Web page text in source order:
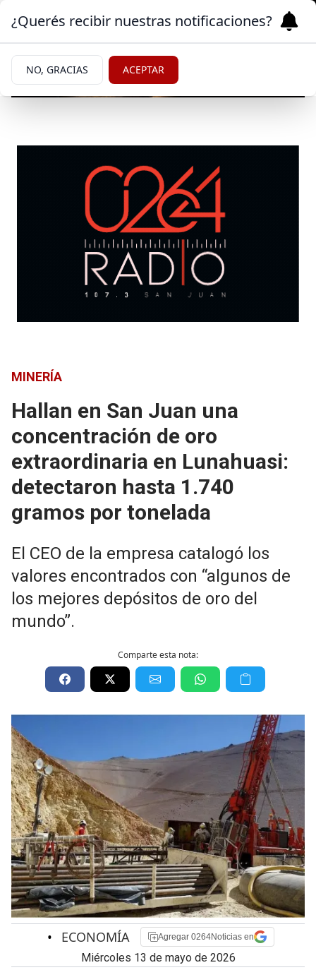
MINERÍA
Hallan en San Juan una
concentración de oro
extraordinaria en Lunahuasi:
detectaron hasta 1.740
gramos por tonelada
El CEO de la empresa catalogó los
valores encontrados con “algunos de
los mejores depósitos de oro del
mundo”.
Comparte esta nota:
• ECONOMÍA Agregar 0264Noticias en
miércoles 13 de mayo de 2026
¿Querés recibir nuestras notificaciones?
NO, GRACIAS ACEPTAR